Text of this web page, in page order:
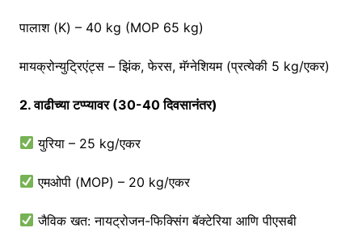
पालाश (K) – 40 kg (MOP 65 kg)
मायक्रोन्युट्रिएंट्स – झिंक, फेरस, मॅग्नेशियम (प्रत्येकी 5 kg/एकर)
2. वाढीच्या टप्प्यावर (30-40 दिवसानंतर)
युरिया – 25 kg/एकर
एमओपी (MOP) – 20 kg/एकर
जैविक खत: नायट्रोजन-फिक्सिंग बॅक्टेरिया आणि पीएसबी